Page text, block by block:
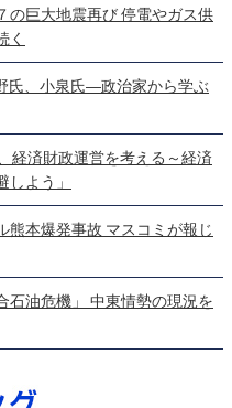
の巨大地震再び 停電やガス供
く
氏、小泉氏―政治家から学ぶ
経済財政運営を考える～経済
よう」
熊本爆発事故 マスコミが報じ
石油危機」 中東情勢の現況を